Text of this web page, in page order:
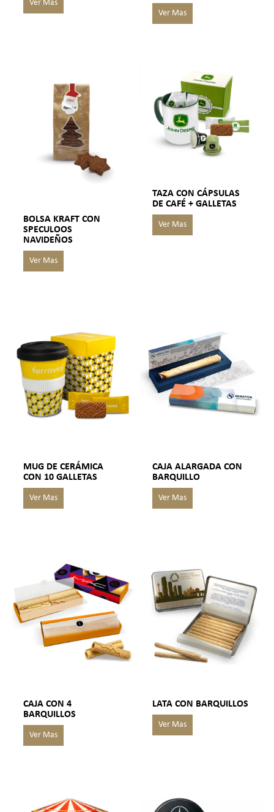
BOLSA KRAFT CON
SPECULOOS
NAVIDEÑOS
TAZA CON CÁPSULAS
DE CAFÉ + GALLETAS
MUG DE CERÁMICA
CON 10 GALLETAS
CAJA ALARGADA CON
BARQUILLO
CAJA CON 4
BARQUILLOS
LATA CON BARQUILLOS